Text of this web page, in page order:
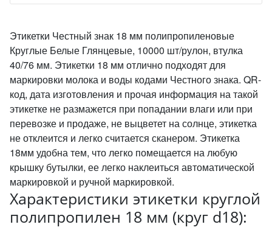
Этикетки Честный знак 18 мм полипропиленовые
Круглые Белые Глянцевые, 10000 шт/рулон, втулка
40/76 мм. Этикетки 18 мм отлично подходят для
маркировки молока и воды кодами Честного знака. QR-
код, дата изготовления и прочая информация на такой
этикетке не размажется при попадании влаги или при
перевозке и продаже, не выцветет на солнце, этикетка
не отклеится и легко считается сканером. Этикетка
18мм удобна тем, что легко помещается на любую
крышку бутылки, ее легко наклеиться автоматической
маркировкой и ручной маркировкой.
Характеристики этикетки круглой
полипропилен 18 мм (круг d18):